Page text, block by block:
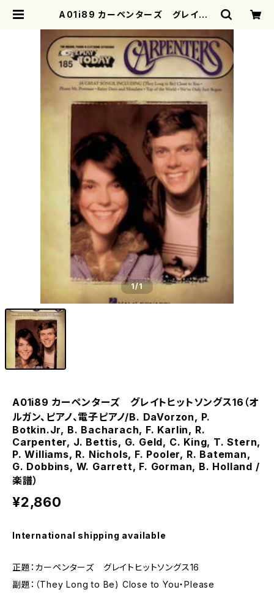
A01i89 カーペンターズ グレイトヒ
子ピアノ/B. DaVorzon, P. Botki
n.Jr, B. Bacharach, F. Karlin,
R. Carpenter, J. Bettis, G. Gel
d, C. King, T. Stern, P. Willia
ms, R. Nichols, F. Pooler, R. B
ateman, G. Dobbins, W. Garre
tt, F. Gorman, B. Holland /楽
譜） | motherearth
1/1
A01i89 カーペンターズ グレイトヒットソングス16（オ
ルガン、ピアノ、電子ピアノ/B. DaVorzon, P.
Botkin.Jr, B. Bacharach, F. Karlin, R.
Carpenter, J. Bettis, G. Geld, C. King, T. Stern,
P. Williams, R. Nichols, F. Pooler, R. Bateman,
G. Dobbins, W. Garrett, F. Gorman, B. Holland /
楽譜）
¥2,860
International shipping available
正題：カーペンターズ グレイトヒットソングス16
副題：（They Long to Be) Close to You・Please